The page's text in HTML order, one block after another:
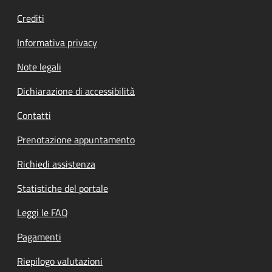
Crediti
Informativa privacy
Note legali
Dichiarazione di accessibilità
Contatti
Prenotazione appuntamento
Richiedi assistenza
Statistiche del portale
Leggi le FAQ
Pagamenti
Riepilogo valutazioni